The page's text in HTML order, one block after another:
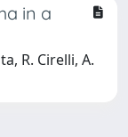
in a
R. Cirelli, A.